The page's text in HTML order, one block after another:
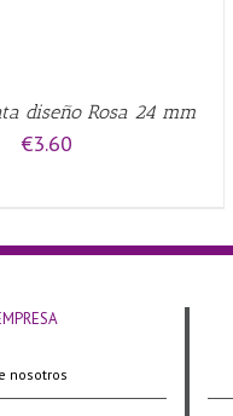
diseño Rosa 24 mm
€3.60
nosotros